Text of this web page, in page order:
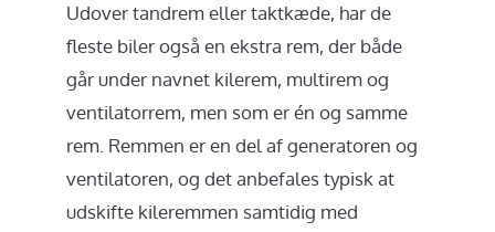
Udover tandrem eller taktkæde, har de
fleste biler også en ekstra rem, der både
går under navnet kilerem, multirem og
ventilatorrem, men som er én og samme
rem. Remmen er en del af generatoren og
ventilatoren, og det anbefales typisk at
udskifte kileremmen samtidig med